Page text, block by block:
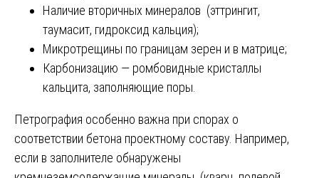
Наличие вторичных минералов (эттрингит,
таумасит, гидроксид кальция);
Микротрещины по границам зерен и в матрице;
Карбонизацию — ромбовидные кристаллы
кальцита, заполняющие поры.
Петрография особенно важна при спорах о
соответствии бетона проектному составу. Например,
если в заполнителе обнаружены